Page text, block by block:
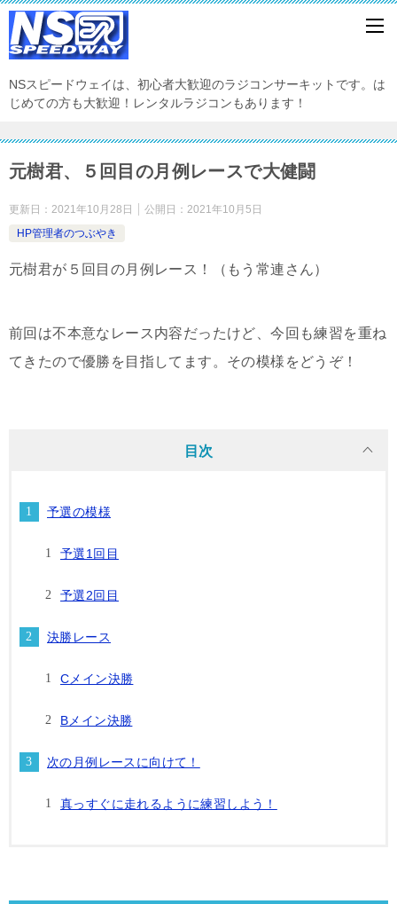
NSスピードウェイは、初心者大歓迎のラジコンサーキットです。は
じめての方も大歓迎！レンタルラジコンもあります！
元樹君、５回目の月例レースで大健闘
更新日： 2021年10月28日 公開日： 2021年10月5日
HP管理者のつぶやき
元樹君が５回目の月例レース！（もう常連さん）
前回は不本意なレース内容だったけど、今回も練習を重ね
てきたので優勝を目指してます。その模様をどうぞ！
目次
予選の模様
予選1回目
予選2回目
決勝レース
Cメイン決勝
Bメイン決勝
次の月例レースに向けて！
真っすぐに走れるように練習しよう！